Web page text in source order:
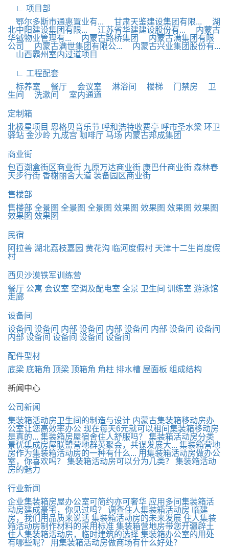
∟ 项目部
鄂尔多斯市通惠置业有...
甘肃天鉴建设集团有限...
湖
北中阳建设集团有限...
江苏省华建建设股份有...
内蒙古
华钺物业管理有...
内蒙古路桥集团
内蒙古满集团有限
公司
内蒙古满世集团有限公...
内蒙古兴业集团股份有...
山西霸州室内过道项目
∟ 工程配套
标养室
餐厅 会议室 淋浴间 楼梯 门禁房
卫
生间
洗漱间 室内通道
定制箱
北极星项目 恩格贝音乐节 呼和浩特收费亭 呼市圣水梁 环卫
驿站 金沙岭 九成宫 咖啡厅 马场 内蒙古邦成集团
商业街
包百潮盒街区商业街 九原万达商业街 康巴什商业街 森林春
天步行街 香榭丽舍大道 装备园区商业街
售楼部
售楼部 全景图 全景图 全景图 效果图 效果图 效果图 效果图
效果图 效果图
民宿
阿拉善 湖北荔枝嘉园 黄花沟 临河度假村 天津十二生肖度假
村
西贝沙漠铁军训练营
餐厅 公寓 会议室 空调及配电室 全景 卫生间 训练室 游泳馆
走廊
设备间
设备间 设备间 内部 设备间 内部 设备间 内部 设备间 设备间
内部 设备间 设备间 设备间 设备间
配件型材
底梁 底箱角 顶梁 顶箱角 角柱 排水槽 屋面板 组成结构
新闻中心
公司新闻
集装箱活动房卫生间的制造与设计 内蒙古集装箱移动房办
公室让您高效率办公 现在每天6元就可以租间集装箱移动房
是真的... 集装箱房屋宿舍住人舒服吗？
集装箱活动房分类
景优集成房屋联盟营地群英聚会，共谋发展大... 集装箱营地
房作为集装箱活动房的一种有什么... 用集装箱活动房做办公
室，你喜欢吗？
集装箱活动房可以分为几类？
集装箱活动
房的魅力
行业新闻
企业集装箱房屋办公室可简约亦可奢华 应用多间集装箱活
动房建成豪宅，你见过吗？
调查住人集装箱活动房 临建
房，我们用品质来说话 集装箱活动房的未来发展 住人集装
箱活动房制作材料的采用标准 集装箱营地房带您开疆辟土
住人集装箱活动房，临时建筑的选择 集装箱办公室的用处
有哪些呢？
用集装箱活动房做商场有什么好处？